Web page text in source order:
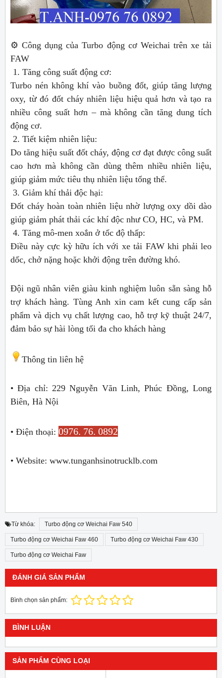
⚙️ Công dụng của Turbo động cơ Weichai trên xe tải
FAW
1. Tăng công suất động cơ:
Turbo nén không khí vào buồng đốt, giúp tăng lượng
oxy, từ đó đốt cháy nhiên liệu hiệu quả hơn và tạo ra
nhiều công suất hơn – mà không cần tăng dung tích
động cơ.
2. Tiết kiệm nhiên liệu:
Do tăng hiệu suất đốt cháy, động cơ đạt được công suất
cao hơn mà không cần dùng thêm nhiều nhiên liệu,
giúp giảm mức tiêu thụ nhiên liệu tổng thể.
3. Giảm khí thải độc hại:
Đốt cháy hoàn toàn nhiên liệu nhờ lượng oxy dồi dào
giúp giảm phát thải các khí độc như CO, HC, và PM.
4. Tăng mô-men xoắn ở tốc độ thấp:
Điều này cực kỳ hữu ích với xe tải FAW khi phải leo
dốc, chở nặng hoặc khởi động trên đường khó.
Đội ngũ nhân viên giàu kinh nghiệm luôn sẵn sàng hỗ
trợ khách hàng. Tùng Anh xin cam kết cung cấp sản
phẩm và dịch vụ chất lượng cao, hỗ trợ kỹ thuật 24/7,
đảm bảo sự hài lòng tối đa cho khách hàng
Thông tin liên hệ
• Địa chỉ: 229 Nguyễn Văn Linh, Phúc Đồng, Long
Biên, Hà Nội
• Điện thoại: 0976. 76. 0892
• Website: www.tunganhsinotrucklb.com
Từ khóa: Turbo động cơ Weichai Faw 540
Turbo động cơ Weichai Faw 460 Turbo động cơ Weichai Faw 430
Turbo động cơ Weichai Faw
ĐÁNH GIÁ SẢN PHẨM
Bình chọn sản phẩm:
BÌNH LUẬN
SẢN PHẨM CÙNG LOẠI